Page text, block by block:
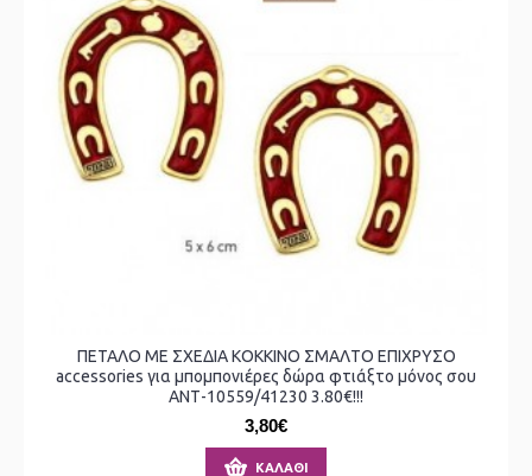
ΠΕΤΑΛΟ ΜΕ ΣΧΕΔΙΑ ΚΟΚΚΙΝΟ ΣΜΑΛΤΟ ΕΠΙΧΡΥΣΟ
accessories για μπομπονιέρες δώρα φτιάξτο μόνος σου
ΑΝΤ-10559/41230 3.80€!!!
3,80€
ΚΑΛΆΘΙ